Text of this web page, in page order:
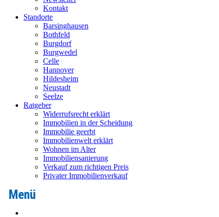
Kontakt
Standorte
Barsinghausen
Bothfeld
Burgdorf
Burgwedel
Celle
Hannover
Hildesheim
Neustadt
Seelze
Ratgeber
Widerrufsrecht erklärt
Immobilien in der Scheidung
Immobilie geerbt
Immobilienwelt erklärt
Wohnen im Alter
Immobiliensanierung
Verkauf zum richtigen Preis
Privater Immobilienverkauf